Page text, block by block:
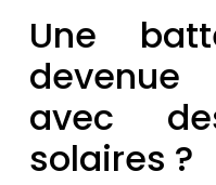
Une
avec
solaires ?